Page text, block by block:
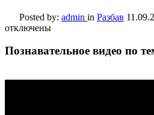
Posted by: admin in Разбав
отключены
Познавательное видео по